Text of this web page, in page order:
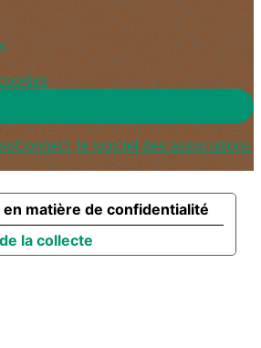
le logiciel des associations
la collecte
en matière de confidentialité